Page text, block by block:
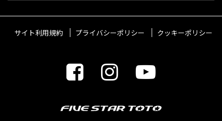
サイト利用規約 プライバシーポリシー クッキーポリシー